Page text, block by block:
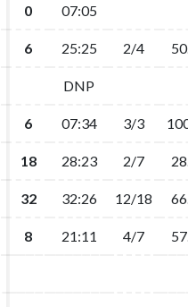
0 07:05
6 25:25 2/4
DNP
6 07:34 3/3
18 28:23 2/7
32 32:26 12/18
8 21:11 4/7
0 07:05
6 25:25 2/4
DNP
6 07:34 3/3
18 28:23 2/7
32 32:26 12/18
8 21:11 4/7